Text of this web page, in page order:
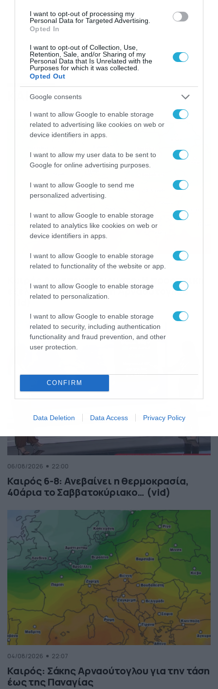
I want to opt-out of processing my
Personal Data for Targeted Advertising.
Opted In
I want to opt-out of Collection, Use,
Retention, Sale, and/or Sharing of my
Personal Data that Is Unrelated with the
Purposes for which it was collected.
Opted Out
Google consents
I want to allow Google to enable storage
related to advertising like cookies on web or
device identifiers in apps.
I want to allow my user data to be sent to
Google for online advertising purposes.
I want to allow Google to send me
personalized advertising.
I want to allow Google to enable storage
related to analytics like cookies on web or
device identifiers in apps.
I want to allow Google to enable storage
related to functionality of the website or app.
I want to allow Google to enable storage
related to personalization.
I want to allow Google to enable storage
related to security, including authentication
functionality and fraud prevention, and other
user protection.
CONFIRM
Data Deletion Data Access Privacy Policy
ΚΑΙΡΟΣ
08/08/2026 08:51
Καιρός Δεκαπενταύγουστο: Η προοπτική
εξέλιξης από τον Σάκη Αρναούτογλου
(vid)
06/08/2026 22:00
Καιρός 6-8: Ανεβαίνει η θερμοκρασία,
40άρια το Σαββατοκύριακο… (vid)
04/08/2026 22:07
Καιρός: Σάκης Αρναούτογλου για την τάση
έως της Παναγίας